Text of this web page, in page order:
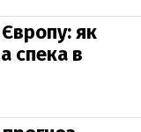
як
спека в